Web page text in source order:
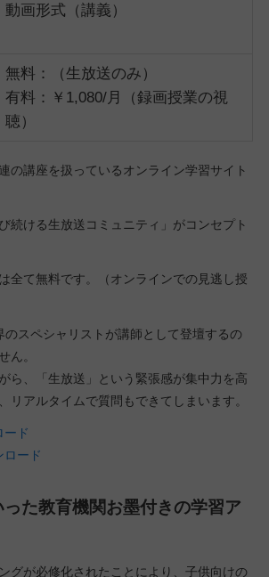
動画形式（講義）
無料：（生放送のみ）
有料：￥1,080/月（録画授業の視
聴）
の講座を扱っているオンライン学習サイト
続ける生放送コミュニティ」がコンセプト
全て無料です。（オンラインでの見逃し授
のスペシャリストが講師として登壇するの
ん。
ら、「生放送」という緊張感が集中力を高
リアルタイムで質問もできてしまいます。
ード
ロード
た教育機関お墨付きの学習ア
グが必修化されたことにより、子供向けの